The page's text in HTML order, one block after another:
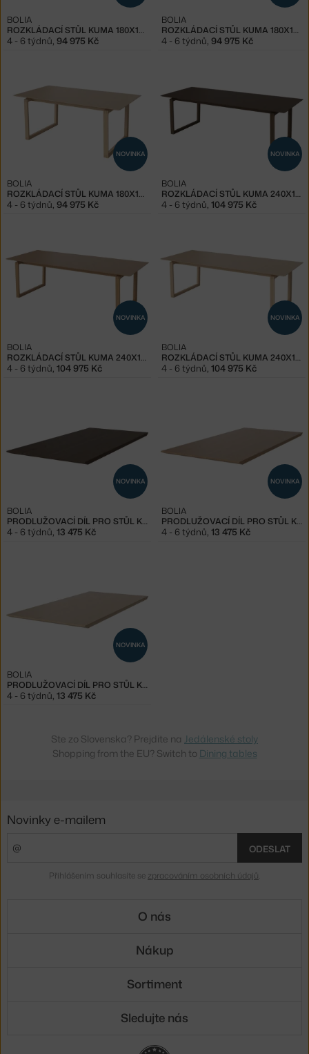
ROZKLÁDACÍ STŮL KUMA 180X100 CM, DARK OAK
BOLIA
4 - 6 týdnů, 94 975 Kč
ROZKLÁDACÍ STŮL KUMA 180X100 CM, OILED OAK
BOLIA
4 - 6 týdnů, 94 975 Kč
NOVINKA
ROZKLÁDACÍ STŮL KUMA 180X100 CM, WHITE OAK
BOLIA
4 - 6 týdnů, 94 975 Kč
NOVINKA
ROZKLÁDACÍ STŮL KUMA 240X100 CM, DARK OAK
BOLIA
4 - 6 týdnů, 104 975 Kč
NOVINKA
ROZKLÁDACÍ STŮL KUMA 240X100 CM, OILED OAK
BOLIA
4 - 6 týdnů, 104 975 Kč
NOVINKA
ROZKLÁDACÍ STŮL KUMA 240X100 CM, WHITE OAK
BOLIA
4 - 6 týdnů, 104 975 Kč
NOVINKA
PRODLUŽOVACÍ DÍL PRO STŮL KUMA, DARK OAK
BOLIA
4 - 6 týdnů, 13 475 Kč
NOVINKA
PRODLUŽOVACÍ DÍL PRO STŮL KUMA, OILED OAK
BOLIA
4 - 6 týdnů, 13 475 Kč
NOVINKA
PRODLUŽOVACÍ DÍL PRO STŮL KUMA, WHITE OAK
BOLIA
4 - 6 týdnů, 13 475 Kč
Ste zo Slovenska? Prejdite na Jedálenské stoly
Shopping from the EU? Switch to Dining tables
Novinky e-mailem
ODESLAT
Přihlášením souhlasíte se zpracováním osobních údajů
O nás
Nákup
Sortiment
Sledujte nás